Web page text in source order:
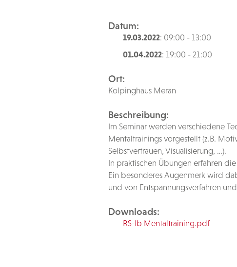
Datum:
19.03.2022: 09:00 - 13:00
01.04.2022: 19:00 - 21:00
Ort:
Kolpinghaus Meran
Beschreibung:
Im Seminar werden verschiedene
Mentaltrainings vorgestellt (z.B.
Selbstvertrauen, Visualisierung, …).
In praktischen Übungen erfahren
Ein besonderes Augenmerk wird
und von Entspannungsverfahren
Downloads:
RS-Ib Mentaltraining.pdf